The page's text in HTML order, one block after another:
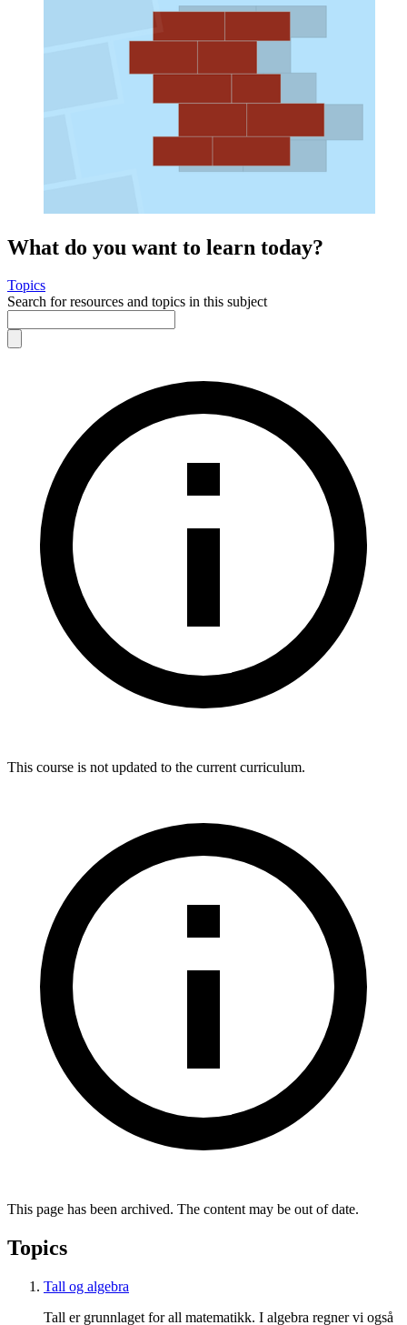
What do you want to learn today?
Topics
Search for resources and topics in this subject
This course is not updated to the current curriculum.
This page has been archived. The content may be out of date.
Topics
Tall og algebra
Tall er grunnlaget for all matematikk. I algebra regner vi også